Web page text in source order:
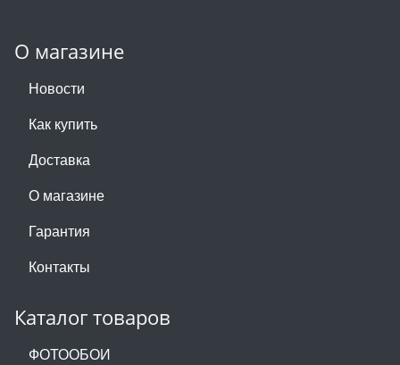
О магазине
Новости
Как купить
Доставка
О магазине
Гарантия
Контакты
Каталог товаров
ФОТООБОИ